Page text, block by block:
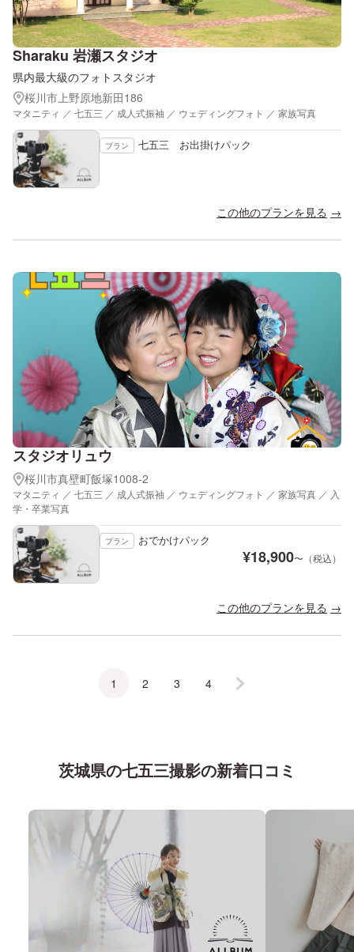
Sharaku 岩瀬スタジオ
県内最大級のフォトスタジオ
桜川市上野原地新田186
マタニティ ／ 七五三 ／ 成人式振袖 ／ ウェディングフォト ／ 家族写真
プラン 七五三 お出掛けパック
この他のプランを見る
スタジオリュウ
桜川市真壁町飯塚1008-2
マタニティ ／ 七五三 ／ 成人式振袖 ／ ウェディングフォト ／ 家族写真 ／ 入
学・卒業写真
プラン おでかけパック
¥18,900〜（税込）
この他のプランを見る
1 2 3 4
茨城県の七五三撮影の新着口コミ